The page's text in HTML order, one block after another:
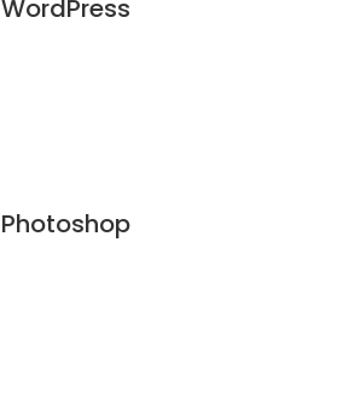
WordPress
Photoshop